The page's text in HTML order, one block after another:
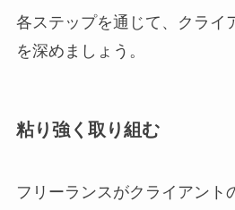
各ステップを通じて、クライ
を深めましょう。
粘り強く取り組む
フリーランスがクライアント